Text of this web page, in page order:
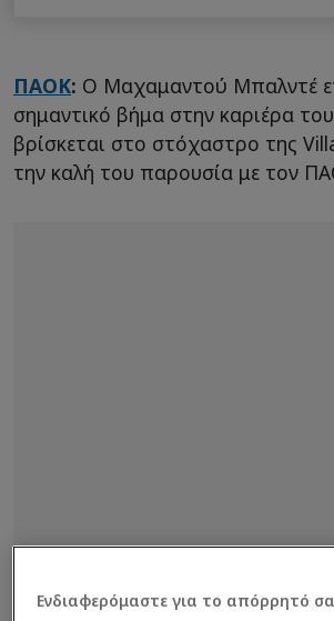
ΠΑΟΚ: Ο Μαχαμαντού Μπαλντέ
σημαντικό βήμα στην καριέρα
βρίσκεται στο στόχαστρο της
την καλή του παρουσία με τον
Ενδιαφερόμαστε για το απόρρητό